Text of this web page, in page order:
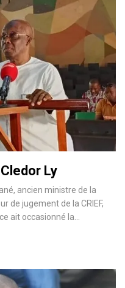
Ly
ancien ministre de la
de jugement de la CRIEF,
ait occasionné la…